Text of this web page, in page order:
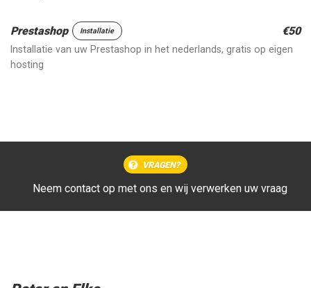
Prestashop Installatie €50
Installatie van uw Prestashop in het nederlands, gratis op eigen
hosting
VRAGEN?
Neem contact op met ons en wij verwerken uw vraag